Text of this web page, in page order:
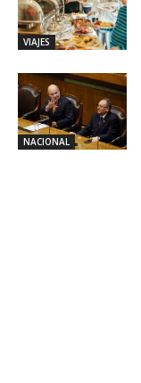
VIAJES
NACIONAL